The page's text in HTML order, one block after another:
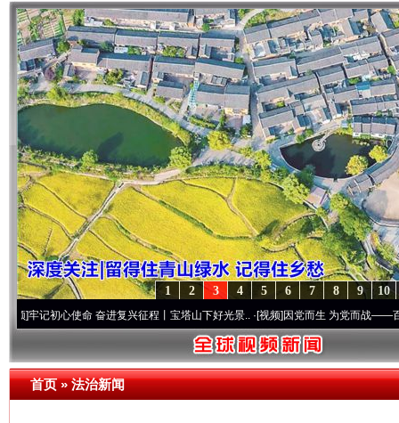
10
9
8
7
6
5
4
3
2
1
使命 奋进复兴征程丨宝塔山下好光景..·[视频]因党而生 为党而战——百年“纪”事⑧
首页»法治新闻